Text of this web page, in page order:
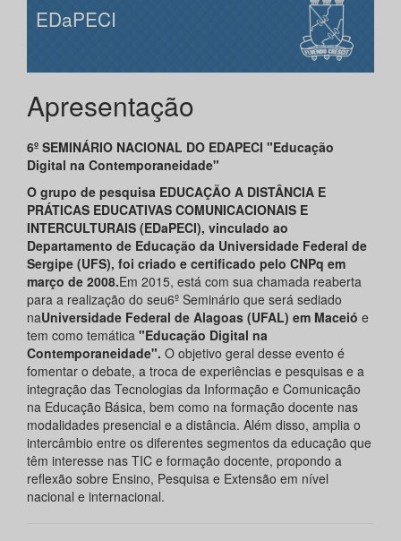
EDaPECI
Apresentação
6º SEMINÁRIO NACIONAL DO EDAPECI "Educação
Digital na Contemporaneidade"
O grupo de pesquisa EDUCAÇÃO A DISTÂNCIA E
PRÁTICAS EDUCATIVAS COMUNICACIONAIS E
INTERCULTURAIS (EDaPECI), vinculado ao
Departamento de Educação da Universidade Federal de
Sergipe (UFS), foi criado e certificado pelo CNPq em
março de 2008.Em 2015, está com sua chamada reaberta
para a realização do seu6º Seminário que será sediado
naUniversidade Federal de Alagoas (UFAL) em Maceió e
tem como temática "Educação Digital na
Contemporaneidade". O objetivo geral desse evento é
fomentar o debate, a troca de experiências e pesquisas e a
integração das Tecnologias da Informação e Comunicação
na Educação Básica, bem como na formação docente nas
modalidades presencial e a distância. Além disso, amplia o
intercâmbio entre os diferentes segmentos da educação que
têm interesse nas TIC e formação docente, propondo a
reflexão sobre Ensino, Pesquisa e Extensão em nível
nacional e internacional.